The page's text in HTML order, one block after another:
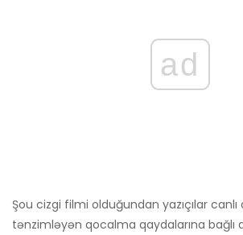
ad
Şou cizgi filmi olduğundan yazıçılar canlı
tənzimləyən qocalma qaydalarına bağlı